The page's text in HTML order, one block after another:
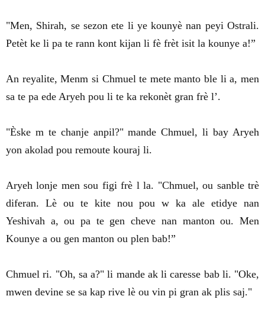
"Men, Shirah, se sezon ete li ye kounyè nan peyi Ostrali.
Petèt ke li pa te rann kont kijan li fè frèt isit la kounye a!”
An reyalite, Menm si Chmuel te mete manto ble li a, men
sa te pa ede Aryeh pou li te ka rekonèt gran frè l’.
"Èske m te chanje anpil?" mande Chmuel, li bay Aryeh
yon akolad pou remoute kouraj li.
Aryeh lonje men sou figi frè l la. "Chmuel, ou sanble trè
diferan. Lè ou te kite nou pou w ka ale etidye nan
Yeshivah a, ou pa te gen cheve nan manton ou. Men
Kounye a ou gen manton ou plen bab!”
Chmuel ri. "Oh, sa a?" li mande ak li caresse bab li. "Oke,
mwen devine se sa kap rive lè ou vin pi gran ak plis saj."